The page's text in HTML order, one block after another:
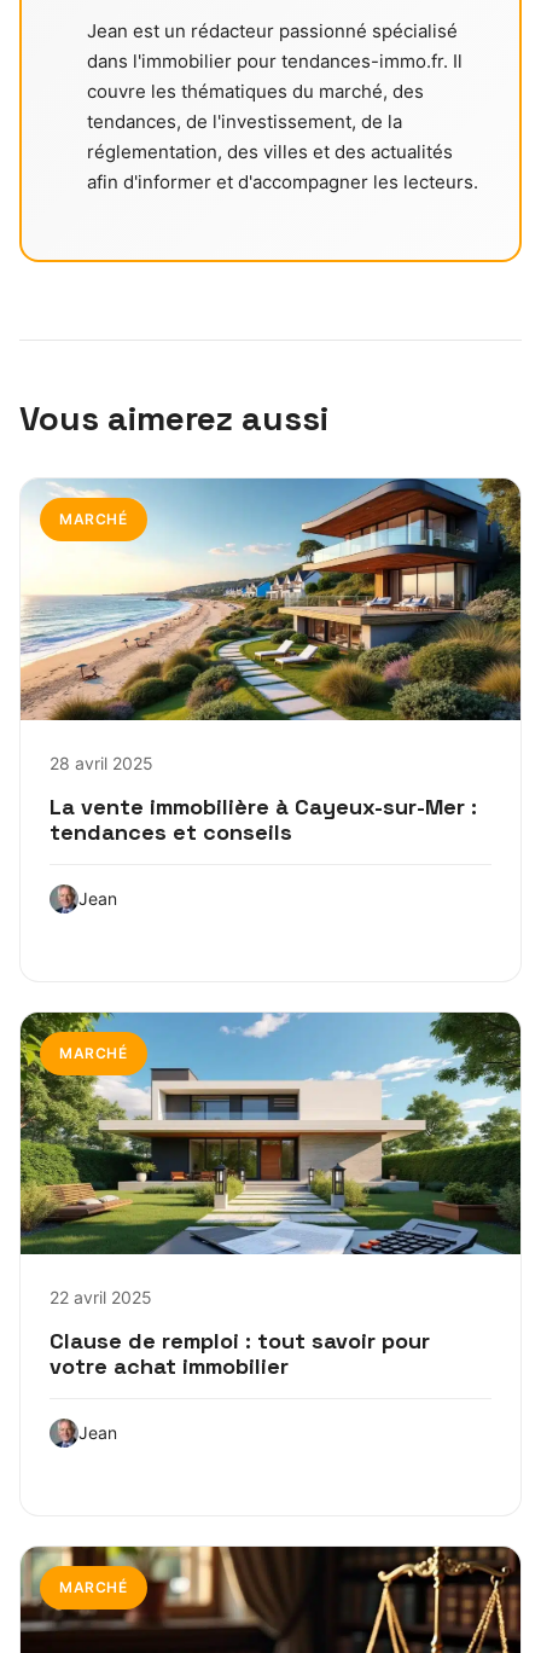
Jean est un rédacteur passionné spécialisé
dans l'immobilier pour tendances-immo.fr. Il
couvre les thématiques du marché, des
tendances, de l'investissement, de la
réglementation, des villes et des actualités
afin d'informer et d'accompagner les lecteurs.
Vous aimerez aussi
MARCHÉ
28 avril 2025
La vente immobilière à Cayeux-sur-Mer :
tendances et conseils
Jean
MARCHÉ
22 avril 2025
Clause de remploi : tout savoir pour
votre achat immobilier
Jean
MARCHÉ